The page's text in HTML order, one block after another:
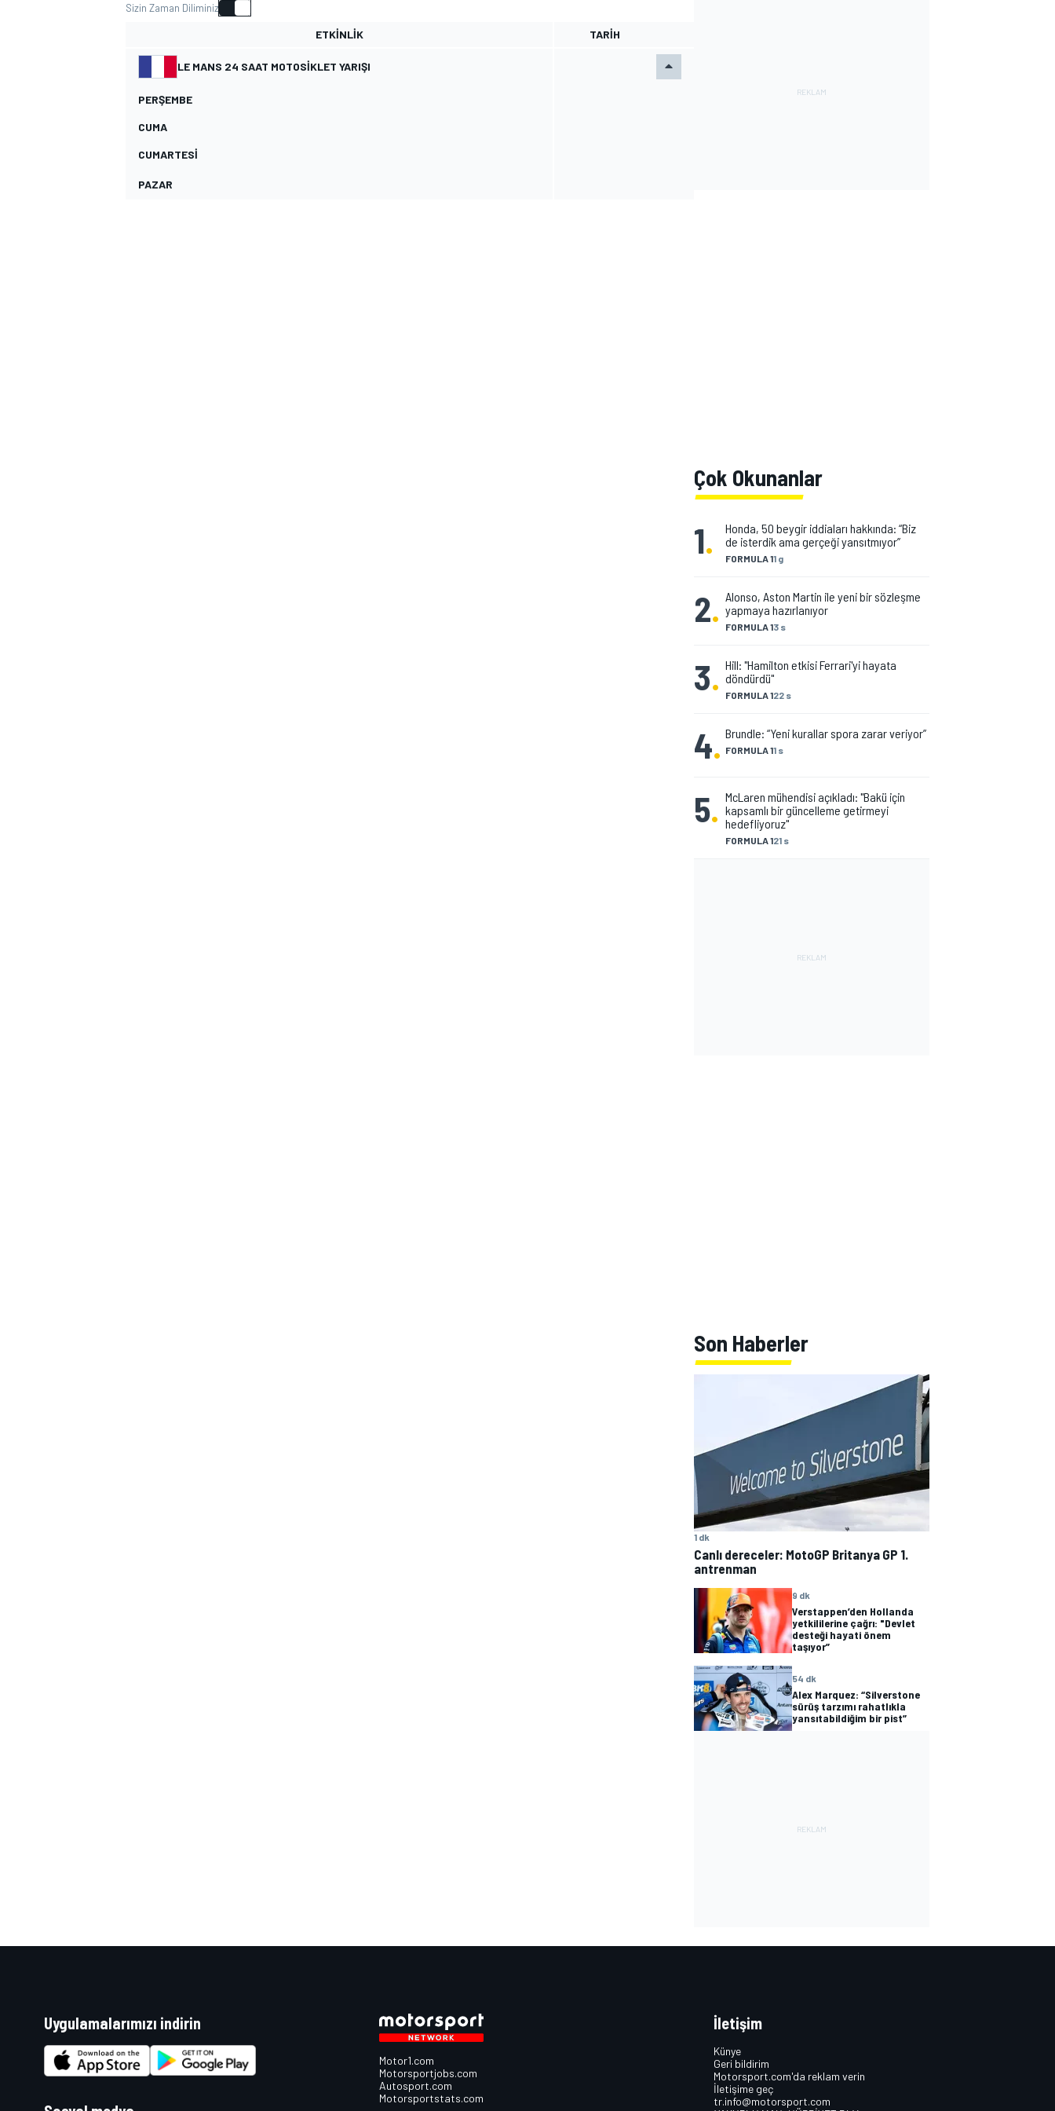
Sizin Zaman Diliminiz
ETKINLIK TARIH
LE MANS 24 SAAT MOTOSIKLET YARIŞI
PERŞEMBE
CUMA
CUMARTESI
PAZAR
Çok Okunanlar
1. FORMULA 11 g
Honda, 50 beygir iddiaları hakkında: “Biz
de isterdik ama gerçeği yansıtmıyor”
2. FORMULA 13 s
Alonso, Aston Martin ile yeni bir sözleşme
yapmaya hazırlanıyor
3. FORMULA 122 s
Hill: "Hamilton etkisi Ferrari'yi hayata
döndürdü"
4. FORMULA 11 s
Brundle: “Yeni kurallar spora zarar veriyor”
5.
FORMULA 121 s
McLaren mühendisi açıkladı: "Bakü için
kapsamlı bir güncelleme getirmeyi
hedefliyoruz"
Son Haberler
1 dk
Canlı dereceler: MotoGP Britanya GP 1.
antrenman
9 dk
Verstappen’den Hollanda
yetkililerine çağrı: "Devlet
desteği hayati önem
taşıyor”
54 dk
Alex Marquez: “Silverstone
sürüş tarzımı rahatlıkla
yansıtabildiğim bir pist”
Uygulamalarımızı indirin
Motor1.com
Motorsportjobs.com
Autosport.com
Motorsportstats.com
İletişim
Künye
Geri bildirim
Motorsport.com'da reklam verin
İletişime geç
tr.info@motorsport.com